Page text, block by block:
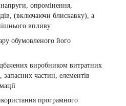
опромінення,
(включаючи блискавку), а
впливу
обумовленого його
виробником витратних
запасних частин, елементів
програмного